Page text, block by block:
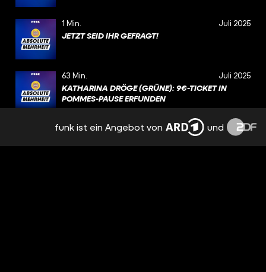
1 Min. Juli 2025
JETZT SEID IHR GEFRAGT!
63 Min. Juli 2025
KATHARINA DRÖGE (GRÜNE): 9€-TICKET IN
POMMES-PAUSE ERFUNDEN
59 Min. Juli 2025
funk ist ein Angebot von und